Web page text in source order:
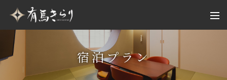
宿泊プラン